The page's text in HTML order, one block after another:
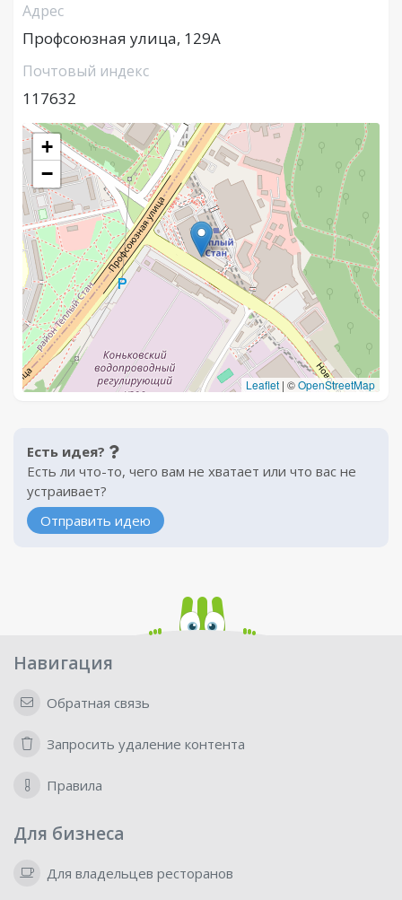
Адрес
Профсоюзная улица, 129А
Почтовый индекс
117632
+
−
Leaflet | ©OpenStreetMap
Есть идея?
Есть ли что-то, чего вам не хватает или что вас не
устраивает?
Отправить идею
Навигация
Обратная связь
Запросить удаление контента
Правила
Для бизнеса
Для владельцев ресторанов